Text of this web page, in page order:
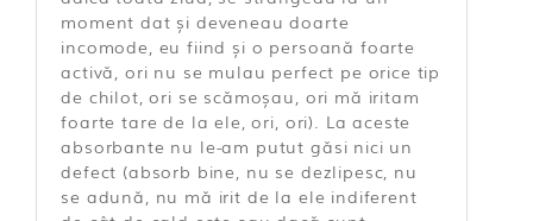
moment dat și deveneau doarte
incomode, eu fiind și o persoană foarte
activă, ori nu se mulau perfect pe orice tip
de chilot, ori se scămoșau, ori mă iritam
foarte tare de la ele, ori, ori). La aceste
absorbante nu le-am putut găsi nici un
defect (absorb bine, nu se dezlipesc, nu
se adună, nu mă irit de la ele indiferent